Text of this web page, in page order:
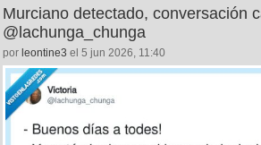
Murciano detectado, conversación
@lachunga_chunga
por leontine3 el 5 jun 2026, 11:40